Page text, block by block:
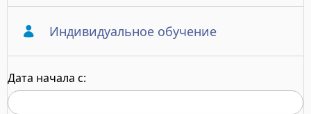
Индивидуальное обучение
Дата начала с: